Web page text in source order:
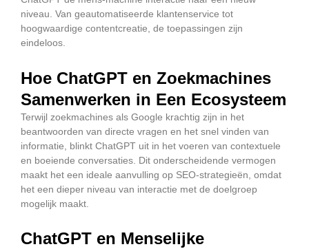
niveau. Van geautomatiseerde klantenservice tot
hoogwaardige contentcreatie, de toepassingen zijn
eindeloos.
Hoe ChatGPT en Zoekmachines
Samenwerken in Een Ecosysteem
Terwijl zoekmachines als Google krachtig zijn in het
beantwoorden van directe vragen en het snel vinden van
informatie, blinkt ChatGPT uit in het voeren van contextuele
en boeiende conversaties. Dit onderscheidende vermogen
maakt het een ideale aanvulling op SEO-strategieën, omdat
het een dieper niveau van interactie met de doelgroep
mogelijk maakt.
ChatGPT en Menselijke